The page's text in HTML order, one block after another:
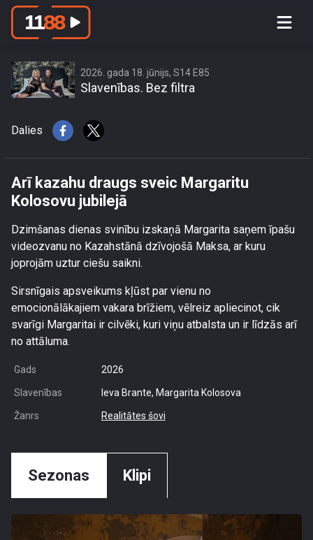
Arī kazahu draugs sveic Margaritu
2026. gada 18. jūnijs, S14 E85
Slavenības. Bez filtra
Dalies
Arī kazahu draugs sveic Margaritu
Kolosovu jubilejā
Dzimšanas dienas svinību izskaņā Margarita saņem īpašu
videozvanu no Kazahstānā dzīvojošā Maksa, ar kuru
joprojām uztur ciešu saikni.
Sirsnīgais apsveikums kļūst par vienu no
emocionālākajiem vakara brīžiem, vēlreiz apliecinot, cik
svarīgi Margaritai ir cilvēki, kuri viņu atbalsta un ir līdzās arī
no attāluma.
Gads 2026
Slavenības Ieva Brante, Margarita Kolosova
Žanrs Realitātes šovi
Sezonas Klipi